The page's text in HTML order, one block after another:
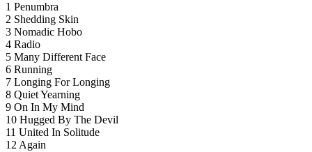
1 Penumbra
2 Shedding Skin
3 Nomadic Hobo
4 Radio
5 Many Different Face
6 Running
7 Longing For Longing
8 Quiet Yearning
9 On In My Mind
10 Hugged By The Devil
11 United In Solitude
12 Again